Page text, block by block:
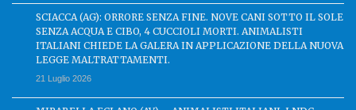
SCIACCA (AG): ORRORE SENZA FINE. NOVE CANI SOTTO IL SOLE
SENZA ACQUA E CIBO, 4 CUCCIOLI MORTI. ANIMALISTI
ITALIANI CHIEDE LA GALERA IN APPLICAZIONE DELLA NUOVA
LEGGE MALTRATTAMENTI.
21 Luglio 2026